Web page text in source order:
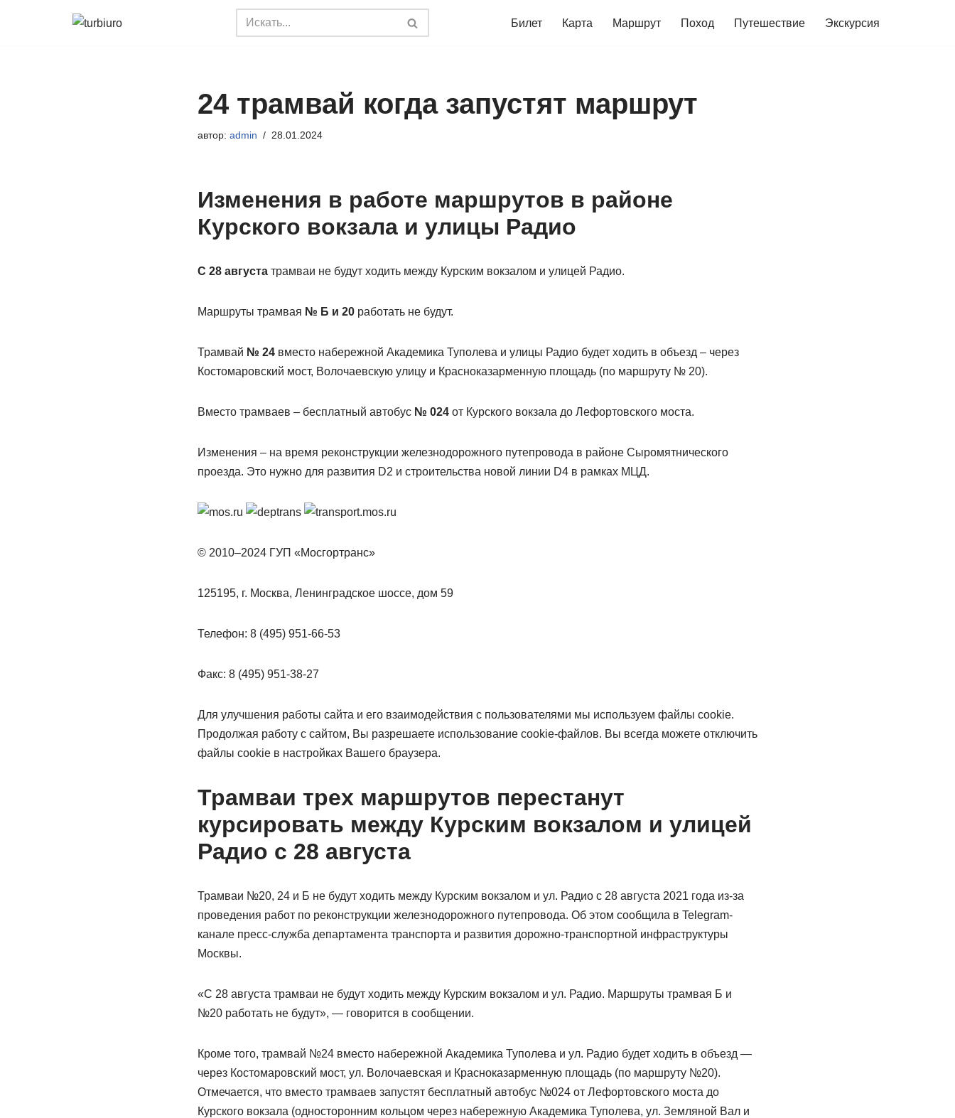
Билет Карта Маршрут Поход Путешествие Экскурсия
24 трамвай когда запустят маршрут
автор: admin 28.01.2024
Изменения в работе маршрутов в районе
Курского вокзала и улицы Радио
С 28 августатрамваи не будут ходить между Курским вокзалом и улицей Радио.
Маршруты трамвая № Б и 20работать не будут.
Трамвай № 24вместо набережной Академика Туполева и улицы Радио будет ходить в объезд – через
Костомаровский мост, Волочаевскую улицу и Красноказарменную площадь (по маршруту № 20).
Вместо трамваев – бесплатный автобус № 024от Курского вокзала до Лефортовского моста.
Изменения – на время реконструкции железнодорожного путепровода в районе Сыромятнического
проезда. Это нужно для развития D2 и строительства новой линии D4 в рамках МЦД.
© 2010–2024 ГУП «Мосгортранс»
125195, г. Москва, Ленинградское шоссе, дом 59
Телефон: 8 (495) 951-66-53
Факс: 8 (495) 951-38-27
Для улучшения работы сайта и его взаимодействия с пользователями мы используем файлы cookie.
Продолжая работу с сайтом, Вы разрешаете использование cookie-файлов. Вы всегда можете отключить
файлы cookie в настройках Вашего браузера.
Трамваи трех маршрутов перестанут
курсировать между Курским вокзалом и улицей
Радио с 28 августа
Трамваи №20, 24 и Б не будут ходить между Курским вокзалом и ул. Радио с 28 августа 2021 года из-за
проведения работ по реконструкции железнодорожного путепровода. Об этом сообщила в Telegram-
канале пресс-служба департамента транспорта и развития дорожно-транспортной инфраструктуры
Москвы.
«С 28 августа трамваи не будут ходить между Курским вокзалом и ул. Радио. Маршруты трамвая Б и
№20 работать не будут», — говорится в сообщении.
Кроме того, трамвай №24 вместо набережной Академика Туполева и ул. Радио будет ходить в объезд —
через Костомаровский мост, ул. Волочаевская и Красноказарменную площадь (по маршруту №20).
Отмечается, что вместо трамваев запустят бесплатный автобус №024 от Лефортовского моста до
Курского вокзала (односторонним кольцом через набережную Академика Туполева, ул. Земляной Вал и